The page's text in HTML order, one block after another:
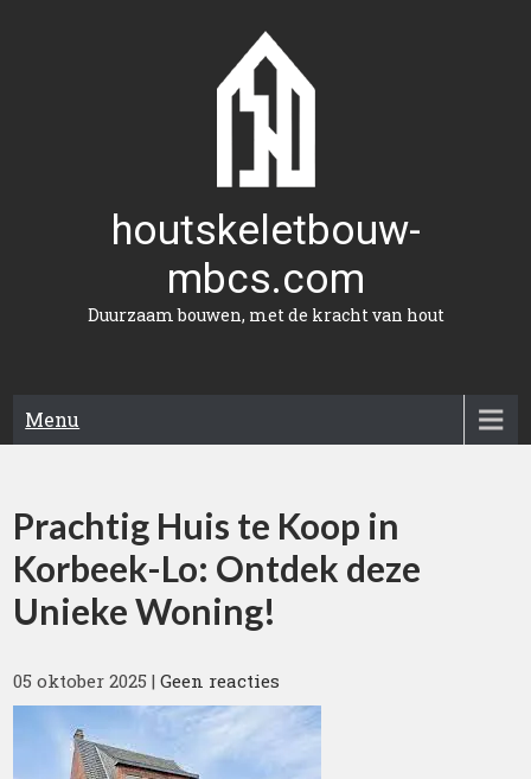
houtskeletbouw-
mbcs.com
Duurzaam bouwen, met de kracht van hout
Menu
Prachtig Huis te Koop in
Korbeek-Lo: Ontdek deze
Unieke Woning!
05 oktober 2025 |Geen reacties